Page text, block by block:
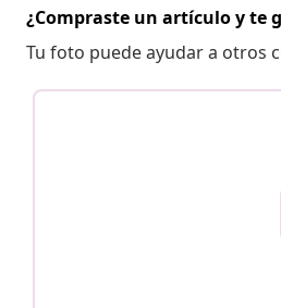
¿Compraste un artículo y te
Tu foto puede ayudar a otros